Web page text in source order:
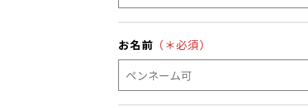
お名前 （＊必須）